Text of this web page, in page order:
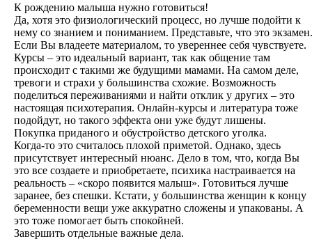
К рождению малыша нужно готовиться!
Да, хотя это физиологический процесс, но лучше подойти к
нему со знанием и пониманием. Представьте, что это экзамен.
Если Вы владеете материалом, то увереннее себя чувствуете.
Курсы – это идеальный вариант, так как общение там
происходит с такими же будущими мамами. На самом деле,
тревоги и страхи у большинства схожие. Возможность
поделиться переживаниями и найти отклик у других – это
настоящая психотерапия. Онлайн-курсы и литература тоже
подойдут, но такого эффекта они уже будут лишены.
Покупка приданого и обустройство детского уголка.
Когда-то это считалось плохой приметой. Однако, здесь
присутствует интересный нюанс. Дело в том, что, когда Вы
это все создаете и приобретаете, психика настраивается на
реальность – «скоро появится малыш». Готовиться лучше
заранее, без спешки. Кстати, у большинства женщин к концу
беременности вещи уже аккуратно сложены и упакованы. А
это тоже помогает быть спокойней.
Завершить отдельные важные дела.